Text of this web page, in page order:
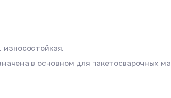
износостойкая.
в основном для пакетосварочных